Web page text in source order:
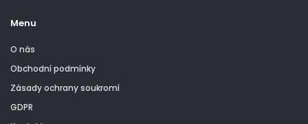
Menu
O nás
Obchodní podmínky
Zásady ochrany soukromí
GDPR